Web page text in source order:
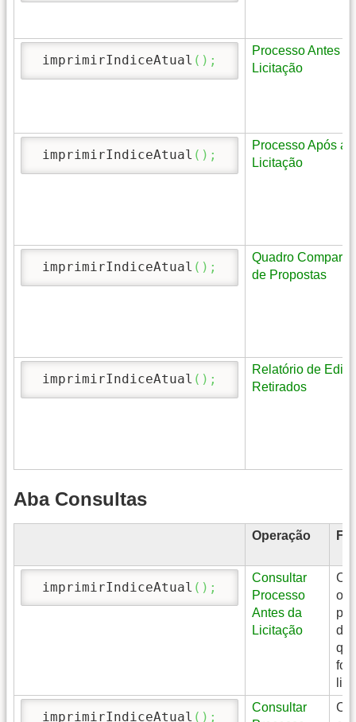
imprimirIndiceAtual ( ) ;
Processo Antes
Licitação
imprimirIndiceAtual ( ) ;
Processo Após a
Licitação
imprimirIndiceAtual ( ) ;
Quadro
de Propostas
imprimirIndiceAtual ( ) ;
Relatório de
Retirados
Aba Consultas
Operação
imprimirIndiceAtual ( ) ;
Consultar
Processo
Antes da
Licitação
os
de
imprimirIndiceAtual ( ) ;
Consultar